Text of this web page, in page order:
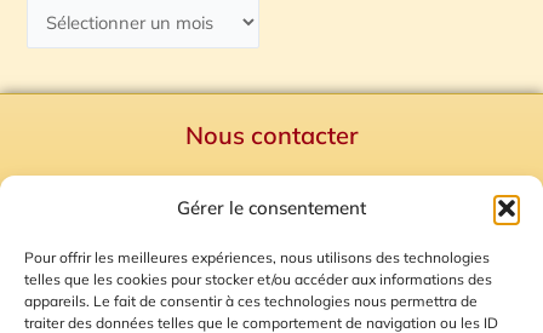
Gérer le consentement
Pour offrir les meilleures expériences, nous utilisons des technologies
telles que les cookies pour stocker et/ou accéder aux informations des
appareils. Le fait de consentir à ces technologies nous permettra de
traiter des données telles que le comportement de navigation ou les ID
Nous contacter
Mentions Légales
Plan du site
Gestion des Cookies